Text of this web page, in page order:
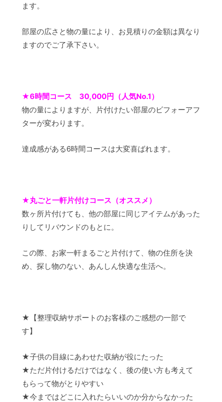
ます。
部屋の広さと物の量により、お見積りの金額は異なり
ますのでご了承下さい。
★6時間コース 30,000円（人気No.1）
物の量によりますが、片付けたい部屋のビフォーアフ
ターが変わります。
達成感がある6時間コースは大変喜ばれます。
★丸ごと一軒片付けコース（オススメ）
数ヶ所片付けても、他の部屋に同じアイテムがあった
りしてリバウンドのもとに。
この際、お家一軒まるごと片付けて、物の住所を決
め、探し物のない、あんしん快適な生活へ。
★【整理収納サポートのお客様のご感想の一部で
す】
★子供の目線にあわせた収納が役にたった
★ただ片付けるだけではなく、後の使い方も考えて
もらって物がとりやすい
★今まではどこに入れたらいいのか分からなかった